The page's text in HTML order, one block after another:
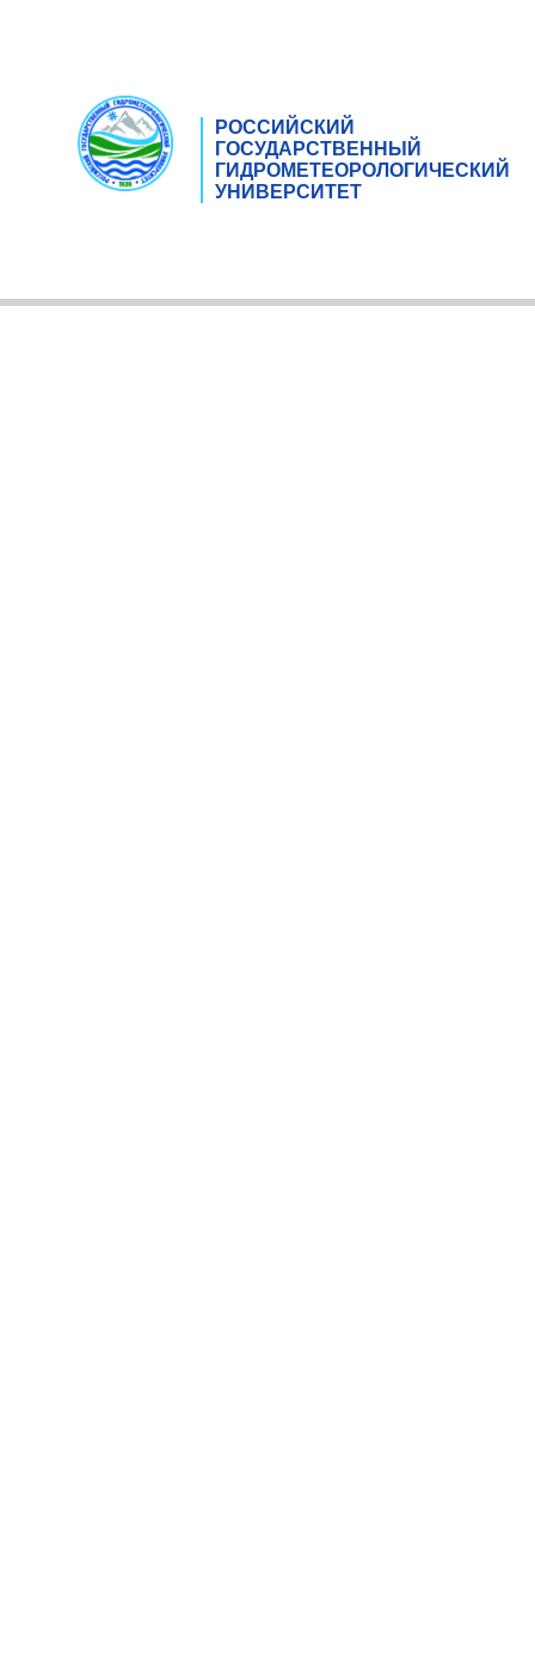
РОССИЙСКИЙ
ГОСУДАРСТВЕННЫЙ
ГИДРОМЕТЕОРОЛОГИЧЕСКИЙ
УНИВЕРСИТЕТ